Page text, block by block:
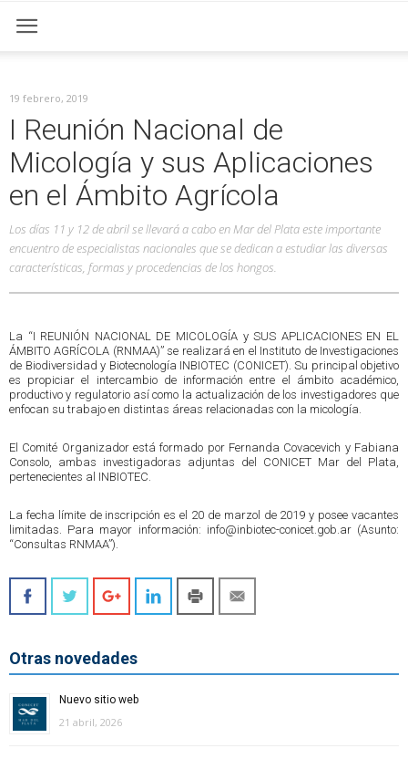
19 febrero, 2019
I Reunión Nacional de
Micología y sus Aplicaciones
en el Ámbito Agrícola
Los días 11 y 12 de abril se llevará a cabo en Mar del Plata este importante
encuentro de especialistas nacionales que se dedican a estudiar las diversas
características, formas y procedencias de los hongos.
La “I REUNIÓN NACIONAL DE MICOLOGÍA y SUS APLICACIONES EN EL
ÁMBITO AGRÍCOLA (RNMAA)” se realizará en el Instituto de Investigaciones
de Biodiversidad y Biotecnología INBIOTEC (CONICET). Su principal objetivo
es propiciar el intercambio de información entre el ámbito académico,
productivo y regulatorio así como la actualización de los investigadores que
enfocan su trabajo en distintas áreas relacionadas con la micología.
El Comité Organizador está formado por Fernanda Covacevich y Fabiana
Consolo, ambas investigadoras adjuntas del CONICET Mar del Plata,
pertenecientes al INBIOTEC.
La fecha límite de inscripción es el 20 de marzol de 2019 y posee vacantes
limitadas. Para mayor información: info@inbiotec-conicet.gob.ar (Asunto:
“Consultas RNMAA”).
Otras novedades
Nuevo sitio web
21 abril, 2026